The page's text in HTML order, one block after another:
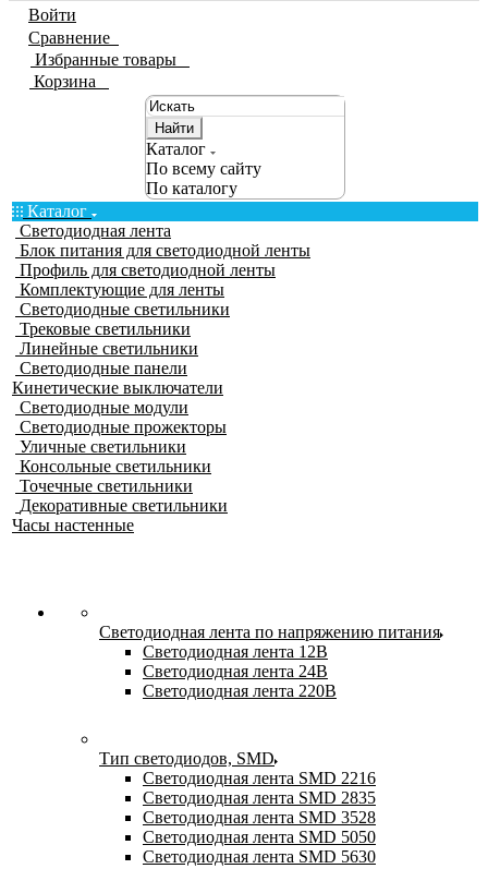
Войти
Сравнение
Избранные товары
Корзина
Найти
Каталог
По всему сайту
По каталогу
Каталог
Светодиодная лента
Блок питания для светодиодной ленты
Профиль для светодиодной ленты
Комплектующие для ленты
Светодиодные светильники
Трековые светильники
Линейные светильники
Светодиодные панели
Кинетические выключатели
Светодиодные модули
Светодиодные прожекторы
Уличные светильники
Консольные светильники
Точечные светильники
Декоративные светильники
Часы настенные
Светодиодная лента по напряжению питания
Светодиодная лента 12В
Светодиодная лента 24В
Светодиодная лента 220В
Тип светодиодов, SMD
Cветодиодная лента SMD 2216
Светодиодная лента SMD 2835
Светодиодная лента SMD 3528
Светодиодная лента SMD 5050
Светодиодная лента SMD 5630